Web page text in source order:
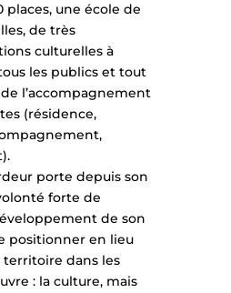
places, une école de
de très
culturelles à
les publics et tout
l’accompagnement
(résidence,
porte depuis son
forte de
de son
positionner en lieu
territoire dans les
: la culture, mais